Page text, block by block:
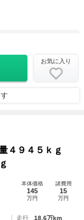
お気に入り
４９４５ｋｇ
本体価格
145
万円
諸費用
15
万円
走行
18.6万km